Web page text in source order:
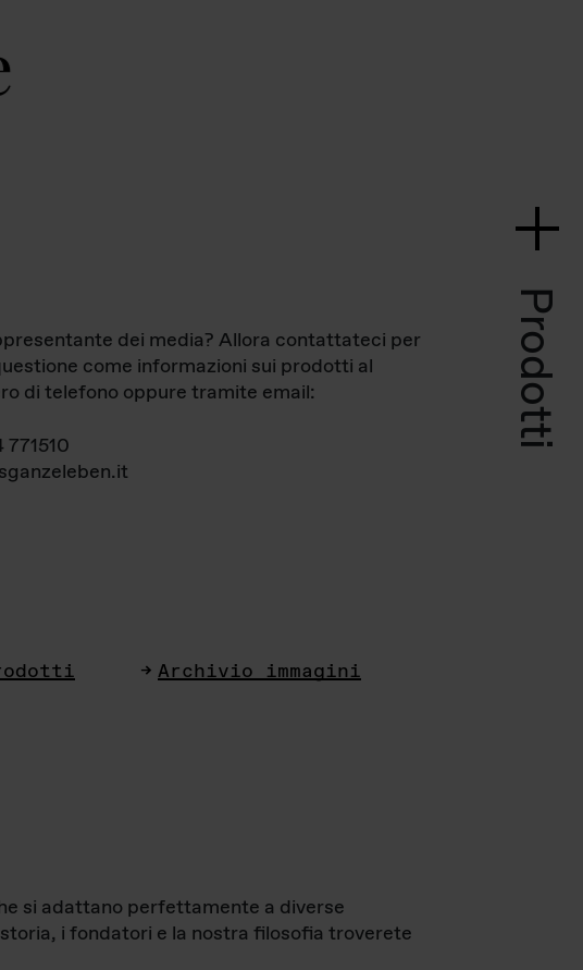
Prodotti
dei media? Allora contattateci per
come informazioni sui prodotti al
di telefono oppure tramite email:
Archivio immagini
si adattano perfettamente a diverse
i fondatori e la nostra filosofia troverete